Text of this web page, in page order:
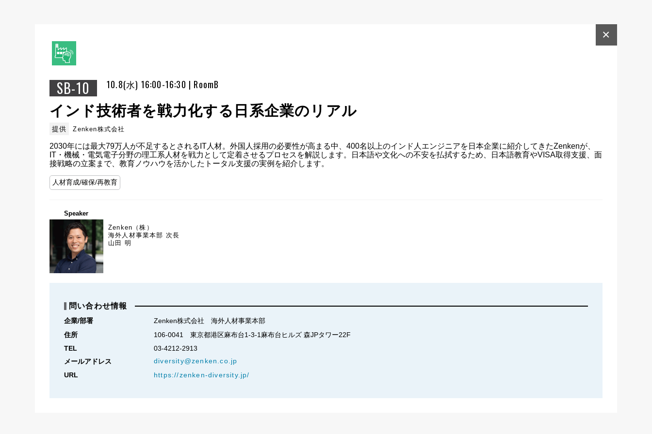
SB-10 10.8(水) 16:00-16:30 | RoomB
×
インド技術者を戦力化する日系企業のリアル
提供 Zenken株式会社
2030年には最大79万人が不足するとされるIT人材。外国人採用の必要性が高まる中、400名以上のインド人エンジニアを日本企業に紹介してきたZenkenが、
IT・機械・電気電子分野の理工系人材を戦力として定着させるプロセスを解説します。日本語や文化への不安を払拭するため、日本語教育やVISA取得支援、面
接戦略の立案まで、教育ノウハウを活かしたトータル支援の実例を紹介します。
人材育成/確保/再教育
Speaker
Zenken（株）
海外人材事業本部 次長
山田 明
問い合わせ情報
企業/部署
Zenken株式会社　海外人材事業本部
住所
106-0041　東京都港区麻布台1-3-1麻布台ヒルズ 森JPタワー22F
TEL
03-4212-2913
メールアドレス
diversity@zenken.co.jp
URL
https://zenken-diversity.jp/